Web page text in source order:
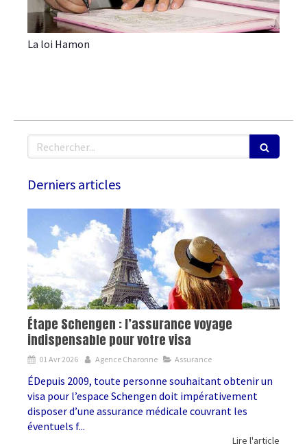
La loi Hamon
Rechercher
Derniers articles
Étape Schengen : l’assurance voyage
indispensable pour votre visa
01 Avr 2026 Agence Charonne Assurance
ÉDepuis 2009, toute personne souhaitant obtenir un
visa pour l’espace Schengen doit impérativement
disposer d’une assurance médicale couvrant les
éventuels f...
Lire l'article